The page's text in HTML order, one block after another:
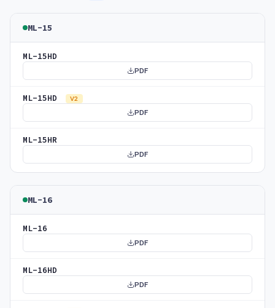
ML-15
ML-15HD
PDF
ML-15HD V2
PDF
ML-15HR
PDF
ML-16
ML-16
PDF
ML-16HD
PDF